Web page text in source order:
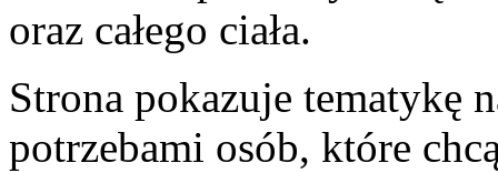
oraz całego ciała.
Strona pokazuje tematykę
potrzebami osób, które